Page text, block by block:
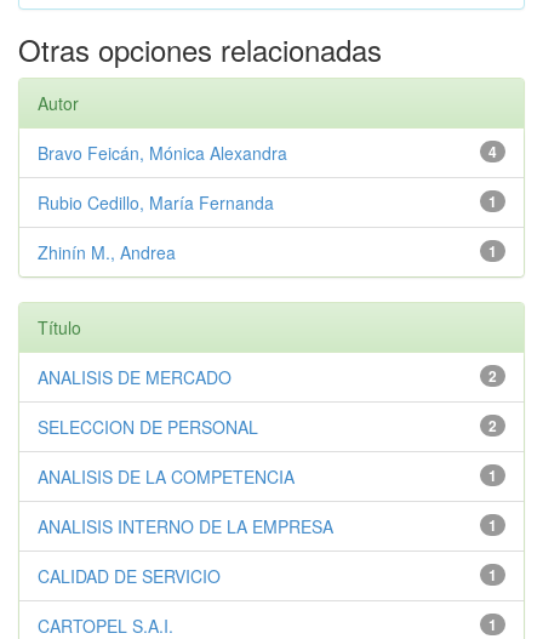
Otras opciones relacionadas
Autor
4
Bravo Feicán, Mónica Alexandra
1
Rubio Cedillo, María Fernanda
1
Zhinín M., Andrea
Título
2
ANALISIS DE MERCADO
2
SELECCION DE PERSONAL
1
ANALISIS DE LA COMPETENCIA
1
ANALISIS INTERNO DE LA EMPRESA
1
CALIDAD DE SERVICIO
1
CARTOPEL S.A.I.